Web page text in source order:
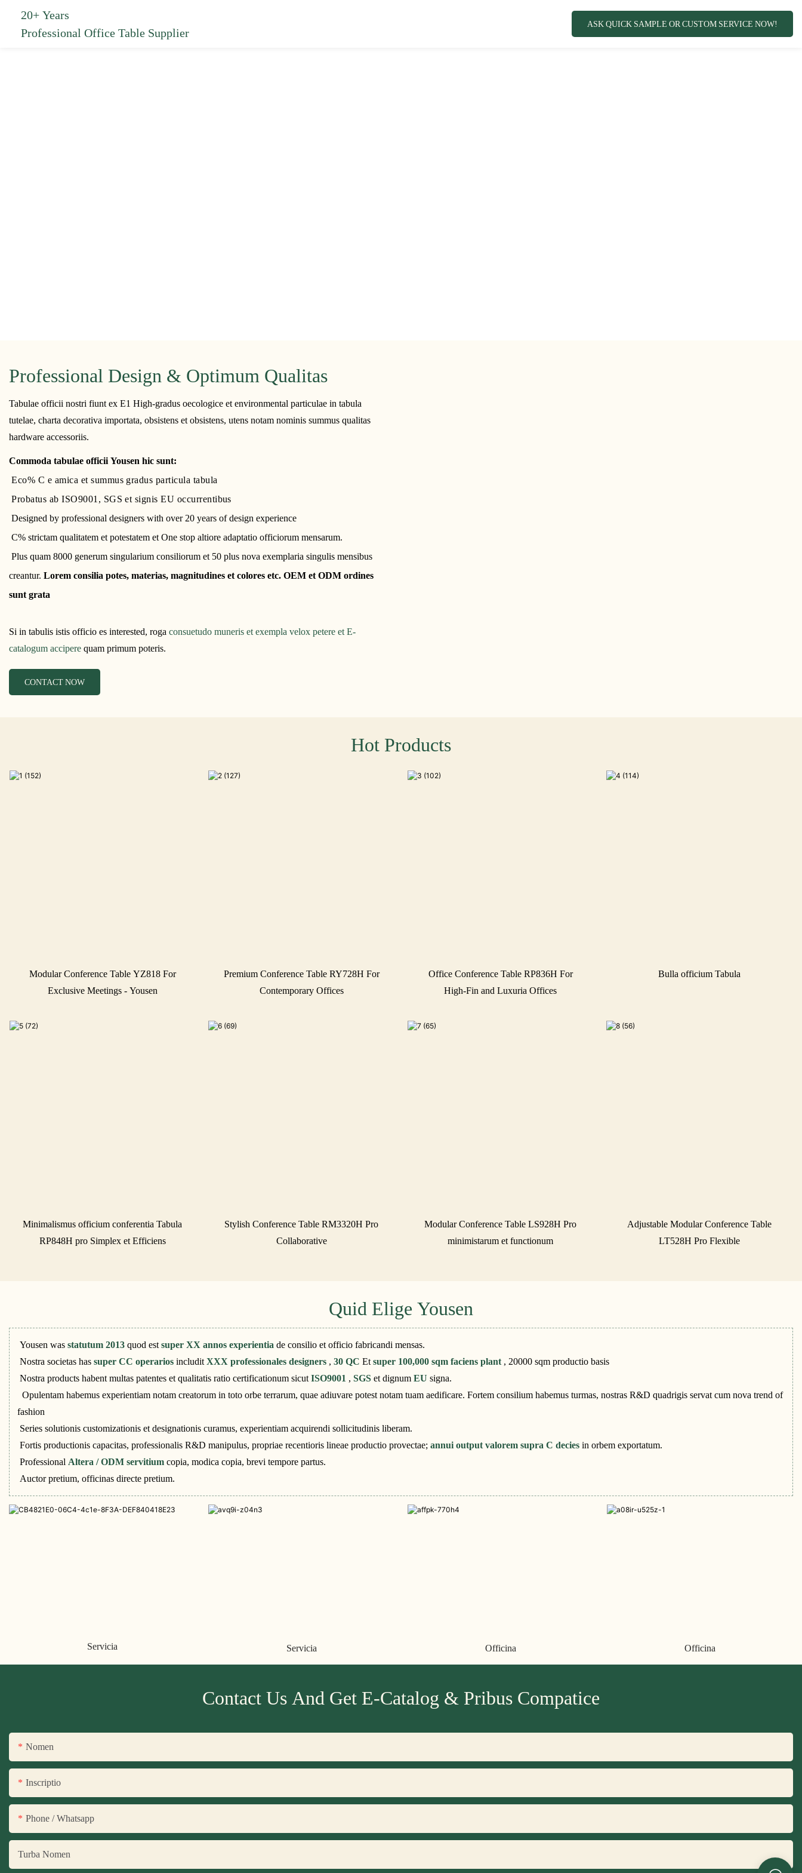
20+ Years
Professional Office Table Supplier
ASK QUICK SAMPLE OR CUSTOM SERVICE NOW!
Professional Design & Optimum Qualitas
Tabulae officii nostri fiunt ex E1 High-gradus oecologice et environmental particulae in tabula
tutelae, charta decorativa importata, obsistens et obsistens, utens notam nominis summus qualitas
hardware accessoriis.
Commoda tabulae officii Yousen hic sunt:
Eco% C e amica et summus gradus particula tabula
Probatus ab ISO9001, SGS et signis EU occurrentibus
Designed by professional designers with over 20 years of design experience
C% strictam qualitatem et potestatem et One stop altiore adaptatio officiorum mensarum.
Plus quam 8000 generum singularium consiliorum et 50 plus nova exemplaria singulis mensibus
creantur. Lorem consilia potes, materias, magnitudines et colores etc. OEM et ODM ordines
sunt grata
Si in tabulis istis officio es interested, roga consuetudo muneris et exempla velox petere et E-
catalogum accipere quam primum poteris.
CONTACT NOW
Hot Products
Modular Conference Table YZ818 For
Exclusive Meetings - Yousen
Premium Conference Table RY728H For
Contemporary Offices
Office Conference Table RP836H For
High-Fin and Luxuria Offices
Bulla officium Tabula
Minimalismus officium conferentia Tabula
RP848H pro Simplex et Efficiens
Stylish Conference Table RM3320H Pro
Collaborative
Modular Conference Table LS928H Pro
minimistarum et functionum
Adjustable Modular Conference Table
LT528H Pro Flexible
Quid Elige Yousen
Yousen wasstatutum 2013quod estsuper XX annos experientiade consilio et officio fabricandi mensas.
Nostra societas hassuper CC operariosincluditXXX professionales designers ,30 QCEtsuper 100,000 sqm faciens plant , 20000 sqm productio basis
Nostra products habent multas patentes et qualitatis ratio certificationum sicutISO9001 ,SGSet dignumEUsigna.
Opulentam habemus experientiam notam creatorum in toto orbe terrarum, quae adiuvare potest notam tuam aedificare. Fortem consilium habemus turmas, nostras R&D quadrigis servat cum nova trend of
fashion
Series solutionis customizationis et designationis curamus, experientiam acquirendi sollicitudinis liberam.
Fortis productionis capacitas, professionalis R&D manipulus, propriae recentioris lineae productio provectae;annui output valorem supra C deciesin orbem exportatum.
ProfessionalAltera / ODM servitiumcopia, modica copia, brevi tempore partus.
Auctor pretium, officinas directe pretium.
Servicia Officina Officina Officina
Contact Us And Get E-Catalog & Pribus Compatice
Nomen
Inscriptio
Phone / Whatsapp
Turba Nomen